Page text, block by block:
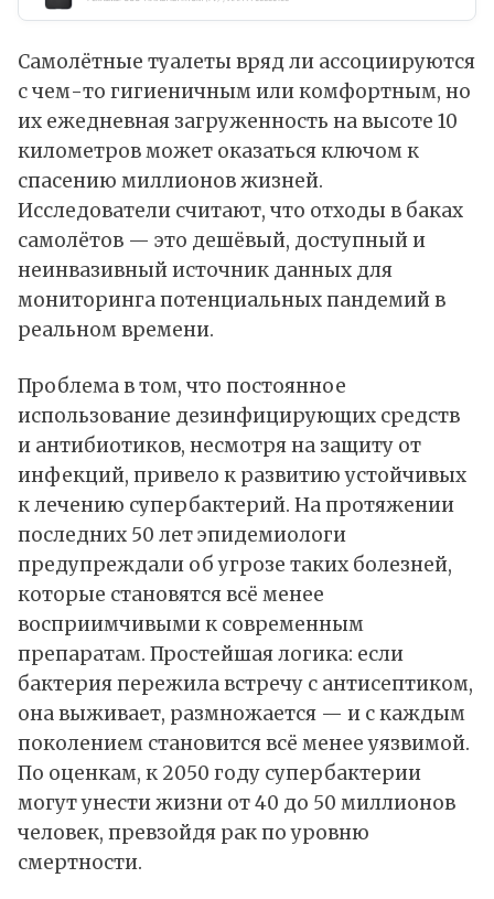
Самолётные туалеты вряд ли ассоциируются
с чем-то гигиеничным или комфортным, но
их ежедневная загруженность на высоте 10
километров может оказаться ключом к
спасению миллионов жизней.
Исследователи считают, что отходы в баках
самолётов — это дешёвый, доступный и
неинвазивный источник данных для
мониторинга потенциальных пандемий в
реальном времени.
Проблема в том, что постоянное
использование дезинфицирующих средств
и антибиотиков, несмотря на защиту от
инфекций, привело к развитию устойчивых
к лечению супербактерий. На протяжении
последних 50 лет эпидемиологи
предупреждали об угрозе таких болезней,
которые становятся всё менее
восприимчивыми к современным
препаратам. Простейшая логика: если
бактерия пережила встречу с антисептиком,
она выживает, размножается — и с каждым
поколением становится всё менее уязвимой.
По оценкам, к 2050 году супербактерии
могут унести жизни от 40 до 50 миллионов
человек, превзойдя рак по уровню
смертности.